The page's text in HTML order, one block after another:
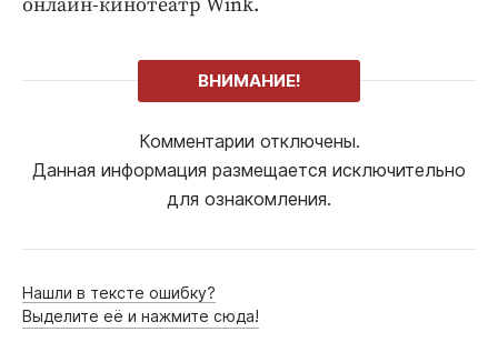
ВНИМАНИЕ!
Комментарии отключены.
Данная информация размещается исключительно
для ознакомления.
Нашли в тексте ошибку?
Выделите её и нажмите сюда!